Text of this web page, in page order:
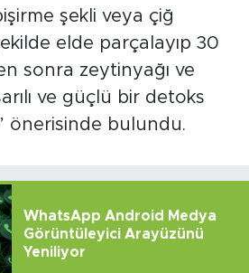
şekli veya çiğ
elde parçalayıp 30
sonra zeytinyağı ve
ve güçlü bir detoks
önerisinde bulundu.
WhatsApp Android Medya
Görüntüleyici Arayüzünü
Yeniliyor